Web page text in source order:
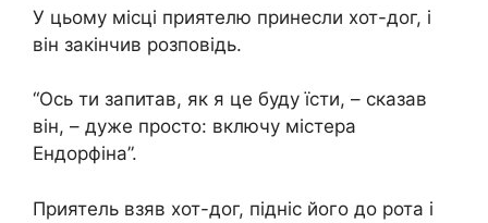
У цьому місці приятелю принесли хот-дог, і
він закінчив розповідь.
“Ось ти запитав, як я це буду їсти, – сказав
він, – дуже просто: включу містера
Ендорфіна”.
Приятель взяв хот-дог, підніс його до рота і